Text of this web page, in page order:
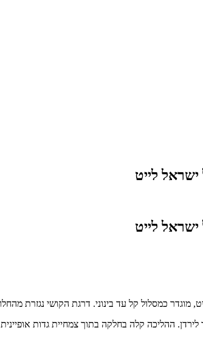
ישראל לייט
ישראל לייט
מוגדר כמסלול קל עד בינוני. דרגת הקושי נגזרת